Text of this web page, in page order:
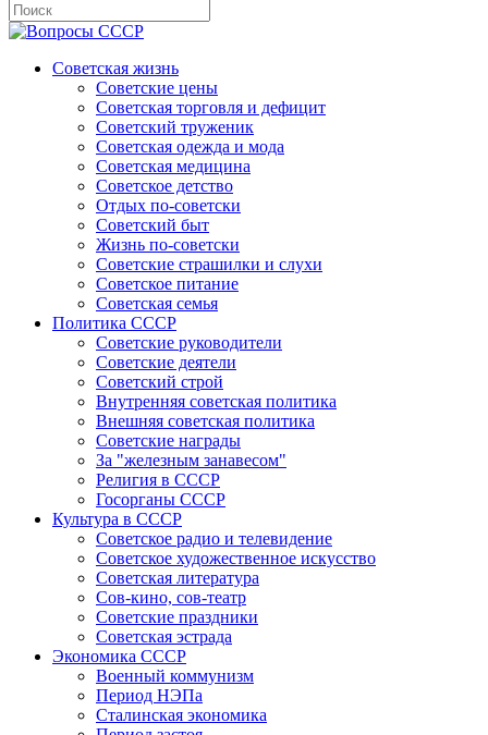
Советская жизнь
Советские цены
Советская торговля и дефицит
Советский труженик
Советская одежда и мода
Советская медицина
Советское детство
Отдых по-советски
Советский быт
Жизнь по-советски
Советские страшилки и слухи
Советское питание
Советская семья
Политика СССР
Советские руководители
Советские деятели
Советский строй
Внутренняя советская политика
Внешняя советская политика
Советские награды
За "железным занавесом"
Религия в СССР
Госорганы СССР
Культура в СССР
Советское радио и телевидение
Советское художественное искусство
Советская литература
Сов-кино, сов-театр
Советские праздники
Советская эстрада
Экономика СССР
Военный коммунизм
Период НЭПа
Сталинская экономика